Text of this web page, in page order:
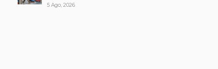
5 Ago, 2026